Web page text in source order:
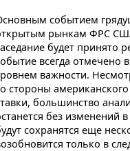
событием
рынкам ФРС
будет принято
всегда отмечено
важности.
стороны
большинство
без изменений
сохранятся еще
только в